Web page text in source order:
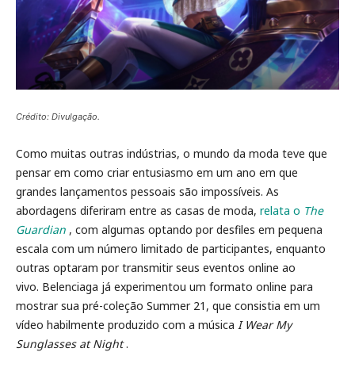
Crédito: Divulgação.
Como muitas outras indústrias, o mundo da moda teve que
pensar em como criar entusiasmo em um ano em que
grandes lançamentos pessoais são impossíveis. As
abordagens diferiram entre as casas de moda, relata o The
Guardian , com algumas optando por desfiles em pequena
escala com um número limitado de participantes, enquanto
outras optaram por transmitir seus eventos online ao
vivo. Belenciaga já experimentou um formato online para
mostrar sua pré-coleção Summer 21, que consistia em um
vídeo habilmente produzido com a música I Wear My
Sunglasses at Night.